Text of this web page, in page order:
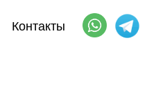
Контакты